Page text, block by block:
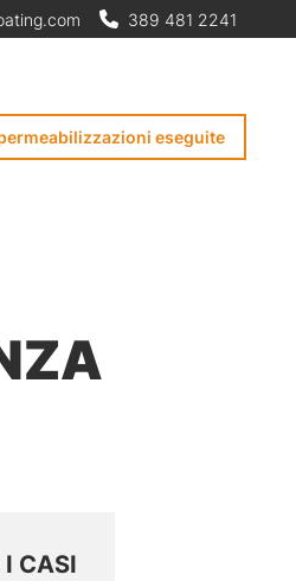
389 481 2241
eseguite
I CASI